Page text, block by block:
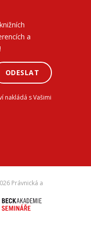
a
ODESLAT
nakládá s Vašimi
Právnická a